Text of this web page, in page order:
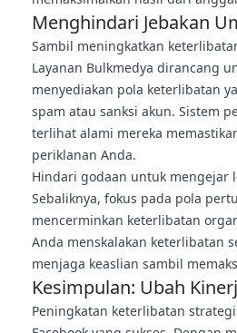
Menghindari Jebakan
Sambil meningkatkan
Layanan Bulkmedya dirancang
menyediakan pola keterlibatan
spam atau sanksi akun. Sistem
terlihat alami mereka
periklanan Anda.
Hindari godaan untuk mengejar
Sebaliknya, fokus pada pola
mencerminkan keterlibatan
Anda menskalakan keterlibatan
menjaga keaslian sambil
Kesimpulan: Ubah
Peningkatan keterlibatan